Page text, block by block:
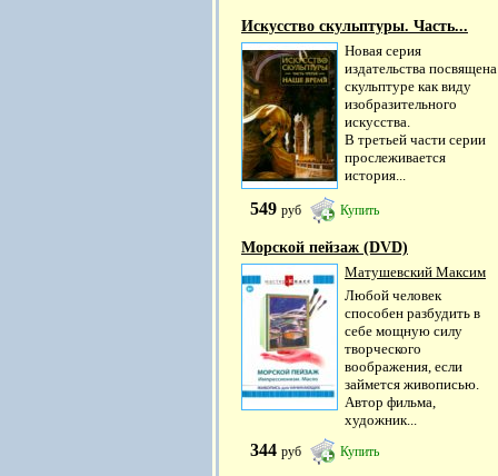
Искусство скульптуры. Часть...
Новая серия
издательства посвящена
скульптуре как виду
изобразительного
искусства.
В третьей части серии
прослеживается
история...
549 руб Купить
Морской пейзаж (DVD)
Матушевский Максим
Любой человек
способен разбудить в
себе мощную силу
творческого
воображения, если
займется живописью.
Автор фильма,
художник...
344 руб Купить